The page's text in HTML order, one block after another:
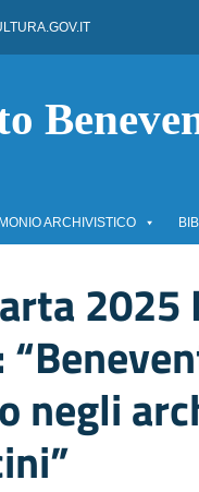
ARCHIVISTICO
negli